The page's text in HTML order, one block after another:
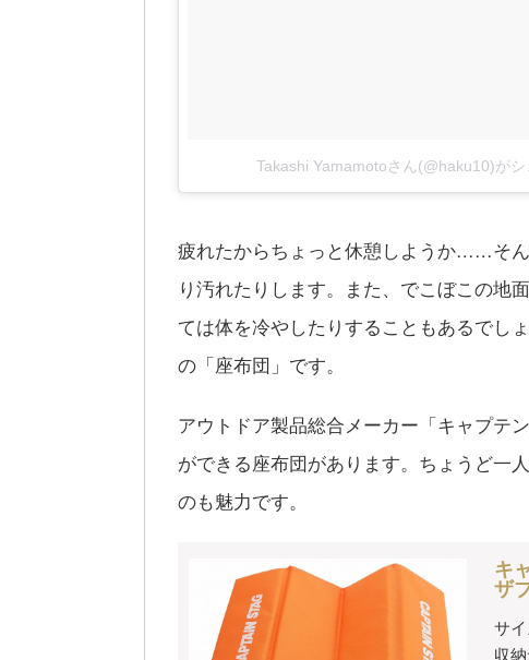
Takashi Yamamotoさん(@haku10)が
疲れたからちょっと休憩しようか……そ
り汚れたりします。また、でこぼこの地
ては体を冷やしたりすることもあるでし
の「座布団」です。
アウトドア製品総合メーカー「キャプテ
ができる座布団があります。ちょうど一
のも魅力です。
キ
ザ
サ
収